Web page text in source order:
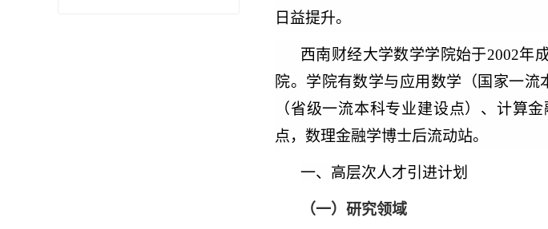
日益提升。
西南财经大学数学学院始于2002年
院。学院有数学与应用数学（国家一
（省级一流本科专业建设点）、计算
点，数理金融学博士后流动站。
一、高层次人才引进计划
（一）研究领域